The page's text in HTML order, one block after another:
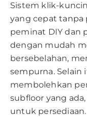
Sistem klik-
yang cepat
peminat DIY dan
dengan mudah
bersebelahan,
sempurna. Selain
membolehkan
subfloor yang
untuk persediaan.